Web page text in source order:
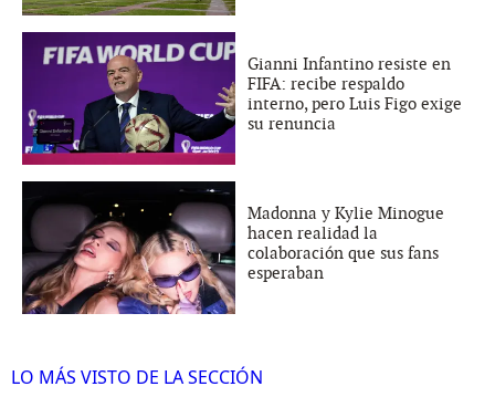
Gianni Infantino resiste en
FIFA: recibe respaldo
interno, pero Luis Figo exige
su renuncia
Madonna y Kylie Minogue
hacen realidad la
colaboración que sus fans
esperaban
LO MÁS VISTO DE LA SECCIÓN